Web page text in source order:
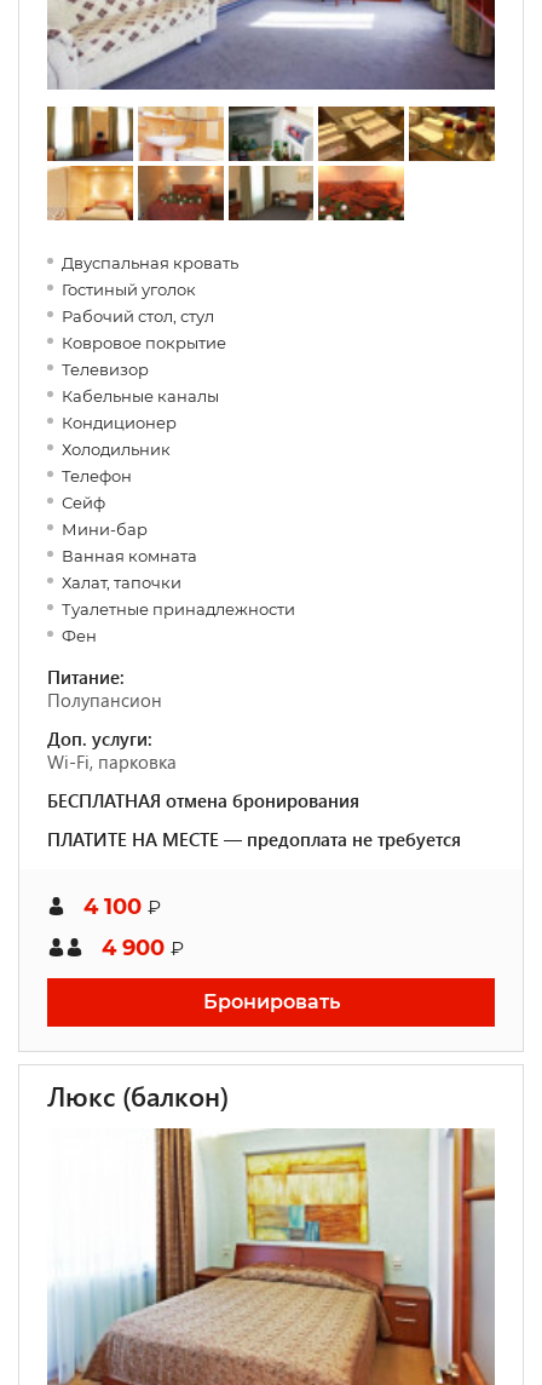
Двуспальная кровать
Гостиный уголок
Рабочий стол, стул
Ковровое покрытие
Телевизор
Кабельные каналы
Кондиционер
Холодильник
Телефон
Сейф
Мини-бар
Ванная комната
Халат, тапочки
Туалетные принадлежности
Фен
Питание:
Полупансион
Доп. услуги:
Wi-Fi, парковка
БЕСПЛАТНАЯ отмена бронирования
ПЛАТИТЕ НА МЕСТЕ — предоплата не требуется
4 100 ₽
4 900 ₽
Бронировать
Люкс (балкон)